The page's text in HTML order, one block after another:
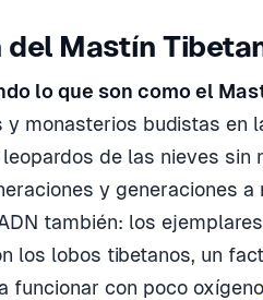
Mastín
lo que son como el
monasterios budistas en
de las nieves sin
y generaciones
también: los
los lobos tibetanos, un
funcionar con poco oxígeno